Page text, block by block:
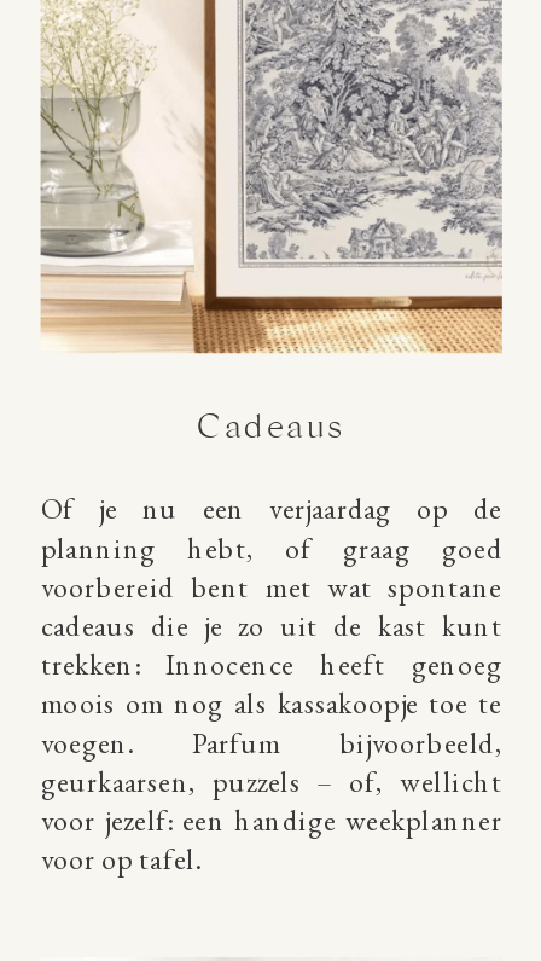
Cadeaus
Of je nu een verjaardag op de
planning hebt, of graag goed
voorbereid bent met wat spontane
cadeaus die je zo uit de kast kunt
trekken: Innocence heeft genoeg
moois om nog als kassakoopje toe te
voegen. Parfum bijvoorbeeld,
geurkaarsen, puzzels – of, wellicht
voor jezelf: een handige weekplanner
voor op tafel.